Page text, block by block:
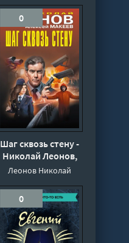
0
Шаг сквозь стену -
Николай Леонов,
Алексей Макеев
Леонов Николай
0